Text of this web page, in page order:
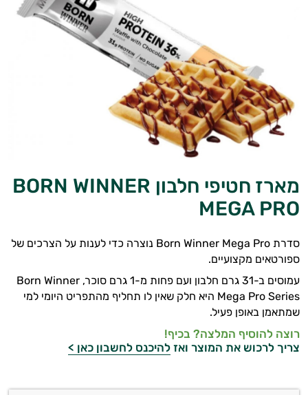
מארז חטיפי חלבון BORN WINNER
MEGA PRO
סדרת Born Winner Mega Pro נוצרה כדי לענות על הצרכים של
ספורטאים מקצועיים.
עמוסים ב-31 גרם חלבון ועם פחות מ-1 גרם סוכר, Born Winner
Mega Pro Series היא חלק שאין לו תחליף מהתפריט היומי למי
שמתאמן באופן פעיל.
רוצה להוסיף המלצה? בכיף!
צריך לרכוש את המוצר ואז להיכנס לחשבון כאן >